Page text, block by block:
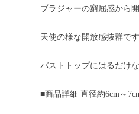
ブラジャーの窮屈感から開
天使の様な開放感抜群です
バストトップにはるだけ
■商品詳細 直径約6cm～